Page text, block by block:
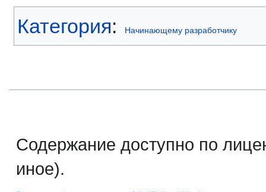
Категория: Начинающему разработчику
Содержание доступно по
иное).